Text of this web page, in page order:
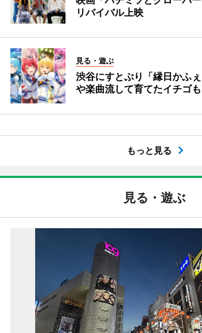
リバイバル上映
見る・遊ぶ
渋谷にすとぷり「縁日かふ
や楽曲流して育てたイチゴも
もっと見る
見る・遊ぶ